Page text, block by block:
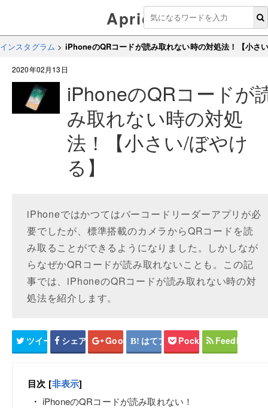
Aprico
インスタグラム > iPhoneのQRコードが読み取れない時の対処法！【小さ
2020年02月13日
iPhoneのQRコードが
み取れない時の対処
法！【小さい/ぼやけ
る】
iPhoneではかつてはバーコードリーダーアプリが必
要でしたが、標準搭載のカメラからQRコードを読
み取ることができるようになりました。しかしなが
らなぜかQRコードが読み取れないことも。この記
事では、iPhoneのQRコードが読み取れない時の対
処法を紹介します。
ツイート シェア Google+ はてブ Pocket Feedly
目次 [非表示]
iPhoneのQRコードが読み取れない！